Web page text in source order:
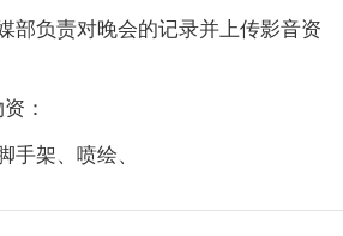
部负责对晚会的记录并上传影音资
：
手架、喷绘、